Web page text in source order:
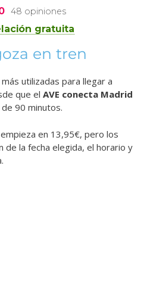
en tren
utilizadas para llegar a
que el AVE conecta Madrid
90 minutos.
empieza en 13,95€, pero los
de la fecha elegida, el horario y